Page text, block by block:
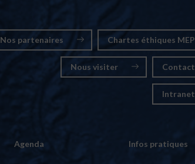
Nos partenaires Chartes éthiques MEP
Nous visiter Contact
Intranet
Agenda Infos pratiques